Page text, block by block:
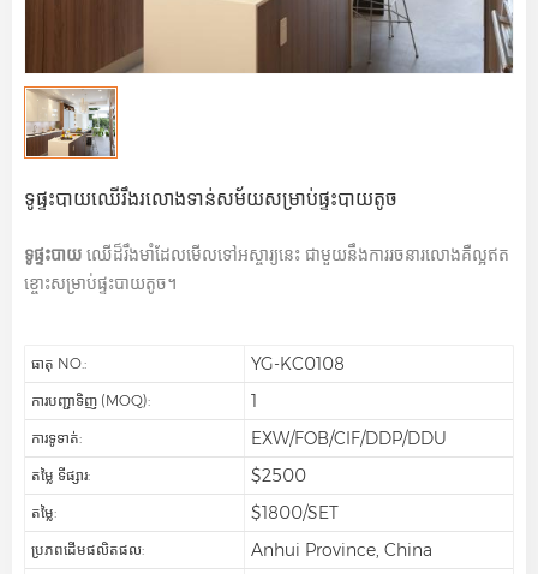
ទូផ្ទះបាយឈើរឹងរលោងទាន់សម័យសម្រាប់ផ្ទះបាយតូច
ទូផ្ទះបាយ ឈើដ៏រឹងមាំដែលមើលទៅអស្ចារ្យនេះ ជាមួយនឹងការរចនារលោងគឺល្អឥត
ខ្ចោះសម្រាប់ផ្ទះបាយតូច។
ធាតុ NO.: YG-KC0108
ការបញ្ជាទិញ (MOQ): 1
ការទូទាត់: EXW/FOB/CIF/DDP/DDU
តម្លៃ ទីផ្សារ: $2500
តម្លៃ: $1800/SET
ប្រភពដើមផលិតផល: Anhui Province, China